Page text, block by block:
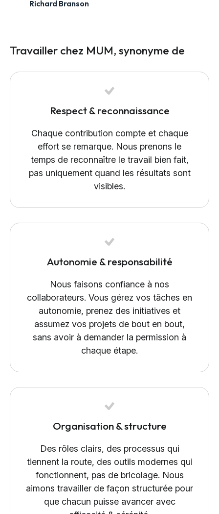
Richard Branson
Travailler chez MUM, synonyme de
Respect & reconnaissance
Chaque contribution compte et chaque
effort se remarque. Nous prenons le
temps de reconnaître le travail bien fait,
pas uniquement quand les résultats sont
visibles.
Autonomie & responsabilité
Nous faisons confiance à nos
collaborateurs. Vous gérez vos tâches en
autonomie, prenez des initiatives et
assumez vos projets de bout en bout,
sans avoir à demander la permission à
chaque étape.
Organisation & structure
Des rôles clairs, des processus qui
tiennent la route, des outils modernes qui
fonctionnent, pas de bricolage. Nous
aimons travailler de façon structurée pour
que chacun puisse avancer avec